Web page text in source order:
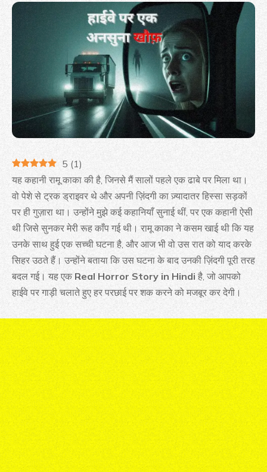
5 (1)
यह कहानी रामू काका की है, जिनसे मैं सालों पहले एक ढाबे पर मिला था।
वो पेशे से ट्रक ड्राइवर थे और अपनी ज़िंदगी का ज़्यादातर हिस्सा सड़कों
पर ही गुज़ारा था। उन्होंने मुझे कई कहानियाँ सुनाई थीं, पर एक कहानी ऐसी
थी जिसे सुनकर मेरी रूह काँप गई थी। रामू काका ने कसम खाई थी कि यह
उनके साथ हुई एक सच्ची घटना है, और आज भी वो उस रात को याद करके
सिहर उठते हैं। उन्होंने बताया कि उस घटना के बाद उनकी ज़िंदगी पूरी तरह
बदल गई। यह एक Real Horror Story in Hindi है, जो आपको
हाईवे पर गाड़ी चलाते हुए हर परछाई पर शक करने को मजबूर कर देगी।